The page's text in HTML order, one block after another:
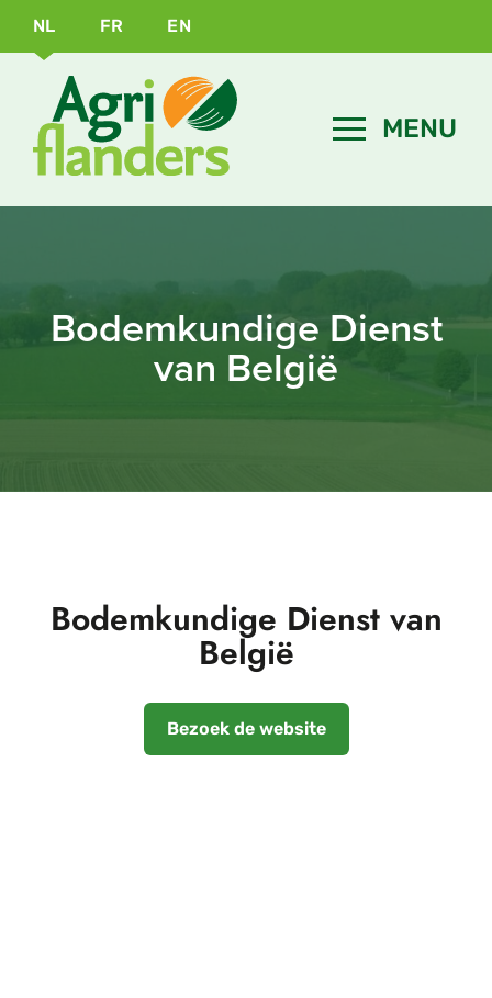
NL FR EN
Bodemkundige Dienst
van België
Bodemkundige Dienst van
België
Bezoek de website